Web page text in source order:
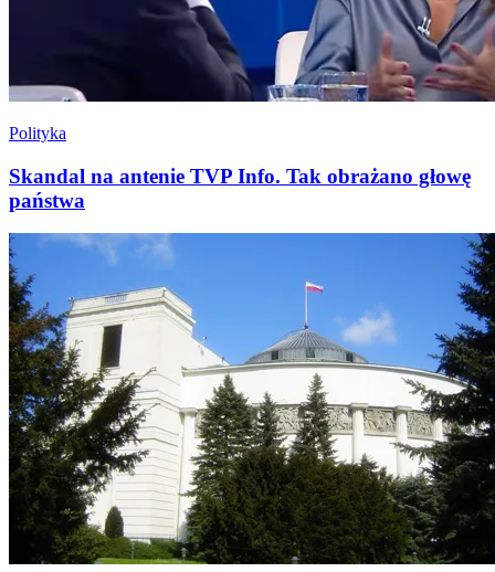
Polityka
Skandal na antenie TVP Info. Tak obrażano głowę
państwa